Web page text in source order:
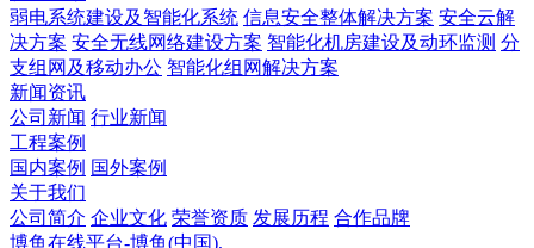
弱电系统建设及智能化系统 信息安全整体解决方案 安全云解
决方案 安全无线网络建设方案 智能化机房建设及动环监测 分
支组网及移动办公 智能化组网解决方案
新闻资讯
公司新闻 行业新闻
工程案例
国内案例 国外案例
关于我们
公司简介 企业文化 荣誉资质 发展历程 合作品牌
博鱼在线平台-博鱼(中国),